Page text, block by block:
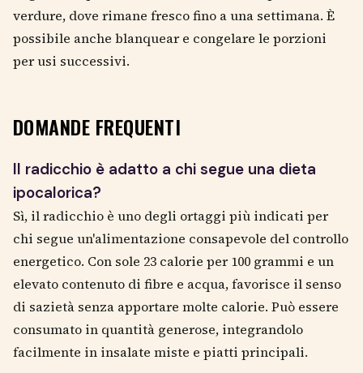
verdure, dove rimane fresco fino a una settimana. È
possibile anche blanquear e congelare le porzioni
per usi successivi.
DOMANDE FREQUENTI
Il radicchio è adatto a chi segue una dieta
ipocalorica?
Sì, il radicchio è uno degli ortaggi più indicati per
chi segue un'alimentazione consapevole del controllo
energetico. Con sole 23 calorie per 100 grammi e un
elevato contenuto di fibre e acqua, favorisce il senso
di sazietà senza apportare molte calorie. Può essere
consumato in quantità generose, integrandolo
facilmente in insalate miste e piatti principali.